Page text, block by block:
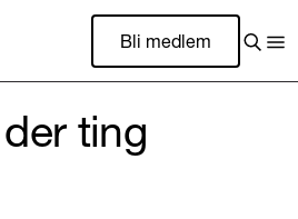
Bli medlem
ting